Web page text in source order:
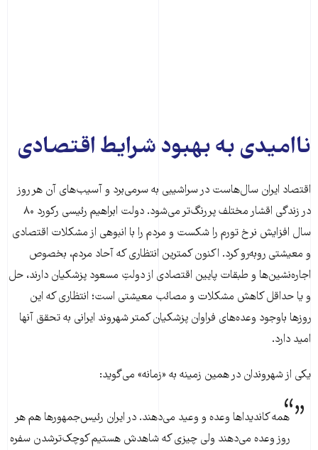
ناامیدی به بهبود شرایط اقتصادی
اقتصاد ایران سال‌هاست در سراشیبی به سرمی‌برد و آسیب‌های آن هر روز
در زندگی اقشار مختلف پررنگ‌تر می‌شود. دولت ابراهیم رئیسی رکورد ۸۰
سال افزایش نرخ تورم را شکست و مردم را با انبوهی از مشکلات اقتصادی
و معیشتی روبه‌رو کرد. اکنون کمترین انتظاری که آحاد مردم، بخصوص
اجاره‌نشین‌ها و طبقات پایین اقتصادی از دولتِ مسعود پزشکیان دارند، حل
و یا حداقل کاهش مشکلات و مصائب معیشتی است؛ انتظاری که این
روزها باوجود وعده‌‌های فراوان پزشکیان کمتر شهروند ایرانی به تحقق آنها
امید دارد.
یکی از شهروندان در همین زمینه به «زمانه» می‌گوید:
همه کاندیداها وعده و وعید می‌دهند. در ایران رئیس‌جمهورها هم هر
روز وعده می‌دهند ولی چیزی که شاهدش هستیم کوچک‌ترشدن سفره